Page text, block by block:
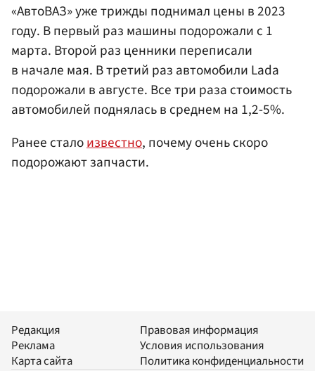
«АвтоВАЗ» уже трижды поднимал цены в 2023
году. В первый раз машины подорожали с 1
марта. Второй раз ценники переписали
в начале мая. В третий раз автомобили Lada
подорожали в августе. Все три раза стоимость
автомобилей поднялась в среднем на 1,2-5%.
Ранее сталоизвестно, почему очень скоро
подорожают запчасти.
Редакция
Реклама
Карта сайта
Правовая информация
Условия использования
Политика конфиденциальности